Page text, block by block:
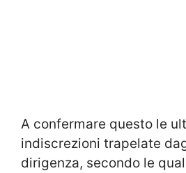
A confermare questo le
indiscrezioni trapelate
dirigenza, secondo le